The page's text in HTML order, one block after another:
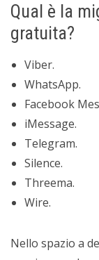
Qual è la
gratuita?
Viber.
WhatsApp.
Facebook
iMessage.
Telegram.
Silence.
Threema.
Wire.
Nello spazio a